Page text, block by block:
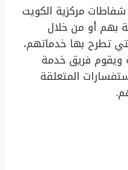
مركزية الكويت
بهم أو من خلال
تطرح بها خدماتهم،
ويقوم فريق خدمة
المتعلقة